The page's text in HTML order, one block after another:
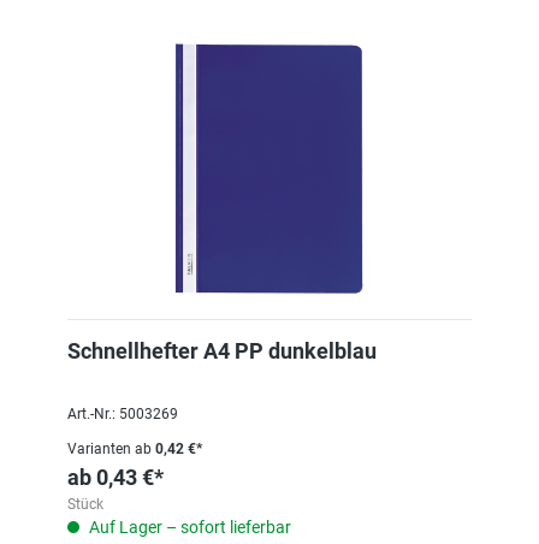
Schnellhefter A4 PP dunkelblau
Art.-Nr.: 5003269
Varianten ab 0,42 €*
ab0,43 €*
Stück
Auf Lager – sofort lieferbar